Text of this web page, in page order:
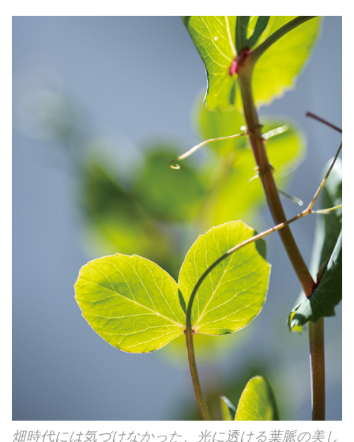
畑時代には気づけなかった、光に透ける葉脈の美し